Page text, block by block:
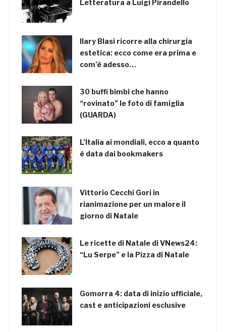
Letteratura a Luigi Pirandello
Ilary Blasi ricorre alla chirurgia
estetica: ecco come era prima e
com’è adesso…
30 buffi bimbi che hanno
“rovinato” le foto di famiglia
(GUARDA)
L’Italia ai mondiali, ecco a quanto
è data dai bookmakers
Vittorio Cecchi Gori in
rianimazione per un malore il
giorno di Natale
Le ricette di Natale di VNews24:
“Lu Serpe” e la Pizza di Natale
Gomorra 4: data di inizio ufficiale,
cast e anticipazioni esclusive